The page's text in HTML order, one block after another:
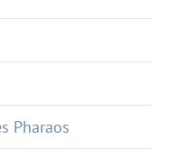
Pharaos